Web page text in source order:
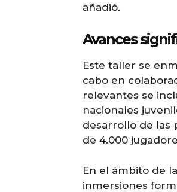
añadió.
Avances
Este taller se
cabo en
relevantes se
nacionales
desarrollo de las
de 4.000
En el ámbito de
inmersiones